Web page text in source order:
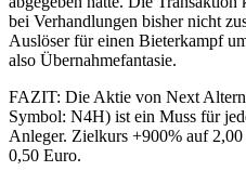
bei Verhandlungen bisher nicht
Auslöser für einen Bieterkampf
also Übernahmefantasie.
FAZIT: Die Aktie von Next
Symbol: N4H) ist ein Muss für
Anleger. Zielkurs +900% auf
0,50 Euro.